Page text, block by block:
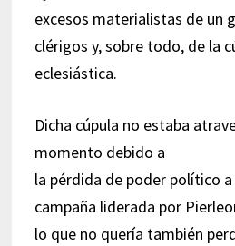
excesos materialistas de un
clérigos y, sobre todo, de la
eclesiástica.
Dicha cúpula no estaba
momento debido a
la pérdida de poder político
campaña liderada por
lo que no quería también